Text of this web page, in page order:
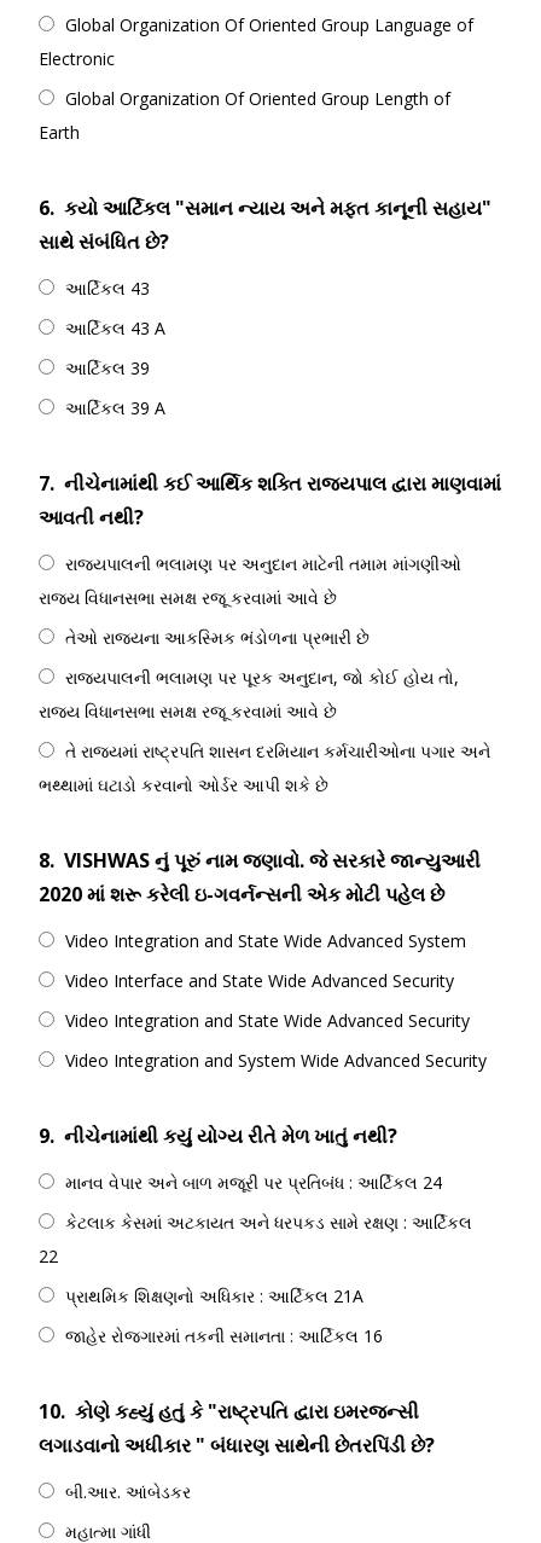
Global Organization Of Oriented Group Language of
Electronic
Global Organization Of Oriented Group Length of
Earth
6. કયો આર્ટિકલ "સમાન ન્યાય અને મફત કાનૂની સહાય"
સાથે સંબંધિત છે?
આર્ટિકલ 43
આર્ટિકલ 43 A
આર્ટિકલ 39
આર્ટિકલ 39 A
7. નીચેનામાંથી કઈ આર્થિક શક્તિ રાજ્યપાલ દ્વારા માણવામાં
આવતી નથી?
રાજ્યપાલની ભલામણ પર અનુદાન માટેની તમામ માંગણીઓ
રાજ્ય વિધાનસભા સમક્ષ રજૂ કરવામાં આવે છે
તેઓ રાજ્યના આકસ્મિક ભંડોળના પ્રભારી છે
રાજ્યપાલની ભલામણ પર પૂરક અનુદાન, જો કોઈ હોય તો,
રાજ્ય વિધાનસભા સમક્ષ રજૂ કરવામાં આવે છે
તે રાજ્યમાં રાષ્ટ્રપતિ શાસન દરમિયાન કર્મચારીઓના પગાર અને
ભથ્થામાં ઘટાડો કરવાનો ઓર્ડર આપી શકે છે
8. VISHWAS નું પૂરું નામ જણાવો. જે સરકારે જાન્યુઆરી
2020 માં શરૂ કરેલી ઇ-ગવર્નન્સની એક મોટી પહેલ છે
Video Integration and State Wide Advanced System
Video Interface and State Wide Advanced Security
Video Integration and State Wide Advanced Security
Video Integration and System Wide Advanced Security
9. નીચેનામાંથી કયું યોગ્ય રીતે મેળ ખાતું નથી?
માનવ વેપાર અને બાળ મજૂરી પર પ્રતિબંધ : આર્ટિકલ 24
કેટલાક કેસમાં અટકાયત અને ધરપકડ સામે રક્ષણ : આર્ટિકલ
22
પ્રાથમિક શિક્ષણનો અધિકાર : આર્ટિકલ 21A
જાહેર રોજગારમાં તકની સમાનતા : આર્ટિકલ 16
10. કોણે કહ્યું હતું કે "રાષ્ટ્રપતિ દ્વારા ઇમરજન્સી
લગાડવાનો અધીકાર " બંધારણ સાથેની છેતરપિંડી છે?
બી.આર. આંબેડકર
મહાત્મા ગાંધી